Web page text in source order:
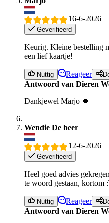
16-6-2026
Geverifieerd
Keurig. Kleine bestelling
een lief kaartje!
Nuttig Reageer
Antwoord van Dieren
Dankjewel Marjo 🍀
Wendie De beer
12-6-2026
Geverifieerd
Heel goed advies
te woord gestaan, kortom
Nuttig Reageer
Antwoord van Dieren